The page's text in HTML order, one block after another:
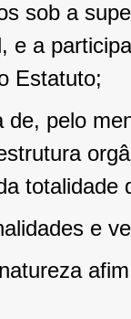
sob a
e a
Estatuto;
de, pelo
e